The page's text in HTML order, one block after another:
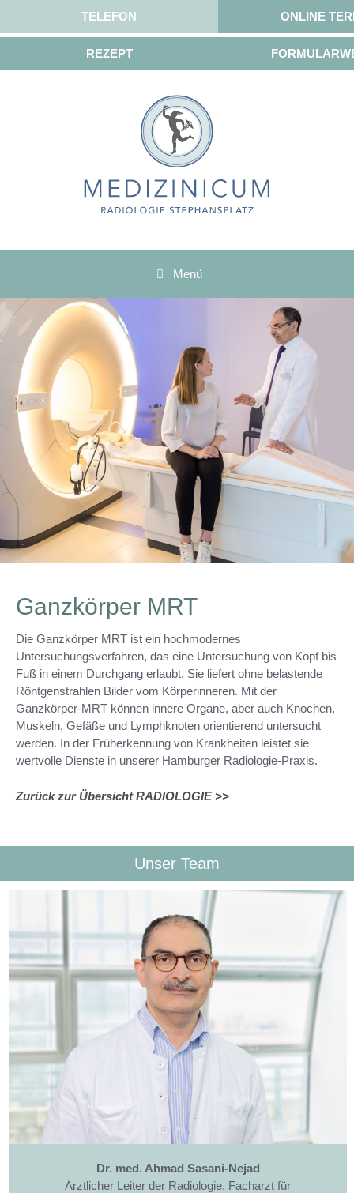
Menü
Ganzkörper MRT
Die Ganzkörper MRT ist ein hochmodernes
Untersuchungsverfahren, das eine Untersuchung von Kopf bis
Fuß in einem Durchgang erlaubt. Sie liefert ohne belastende
Röntgenstrahlen Bilder vom Körperinneren. Mit der
Ganzkörper-MRT können innere Organe, aber auch Knochen,
Muskeln, Gefäße und Lymphknoten orientierend untersucht
werden. In der Früherkennung von Krankheiten leistet sie
wertvolle Dienste in unserer Hamburger Radiologie-Praxis.
Zurück zur Übersicht RADIOLOGIE >>
Unser Team
Dr. med. Ahmad Sasani-Nejad
Ärztlicher Leiter der Radiologie, Facharzt für
TELEFON ONLINE
REZEPT